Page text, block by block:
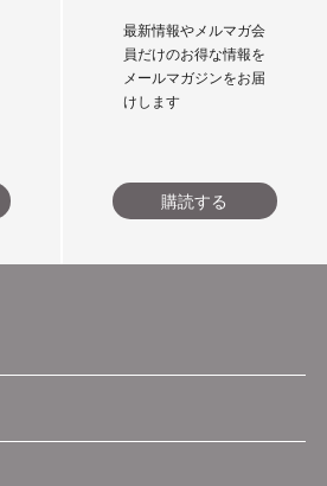
最新情報やメルマガ会
員だけのお得な情報を
メールマガジンをお届
けします
購読する